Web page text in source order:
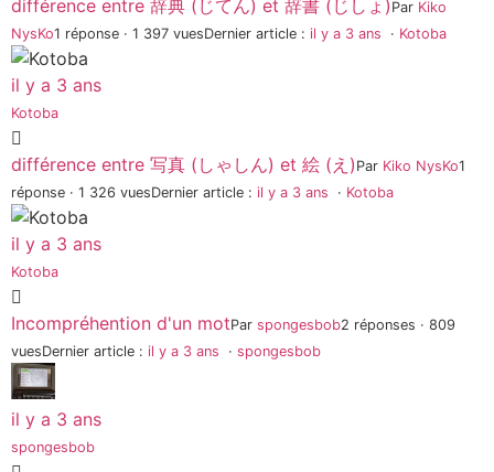
différence entre 辞典 (じてん) et 辞書 (じしょ) Par Kiko
NysKo1 réponse · 1 397 vuesDernier article : il y a 3 ans · Kotoba
il y a 3 ans
Kotoba
différence entre 写真 (しゃしん) et 絵 (え) Par Kiko NysKo1
réponse · 1 326 vuesDernier article : il y a 3 ans · Kotoba
il y a 3 ans
Kotoba
Incompréhention d'un motPar spongesbob2 réponses · 809
vuesDernier article : il y a 3 ans · spongesbob
il y a 3 ans
spongesbob